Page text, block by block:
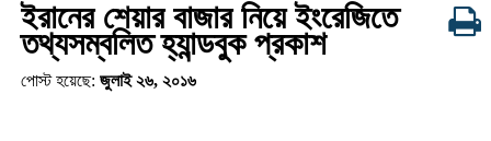
ইরানের শেয়ার বাজার নিয়ে ইংরেজিতে
তথ্যসম্বলিত হ্যান্ডবুক প্রকাশ
পোস্ট হয়েছে: জুলাই ২৬, ২০১৬